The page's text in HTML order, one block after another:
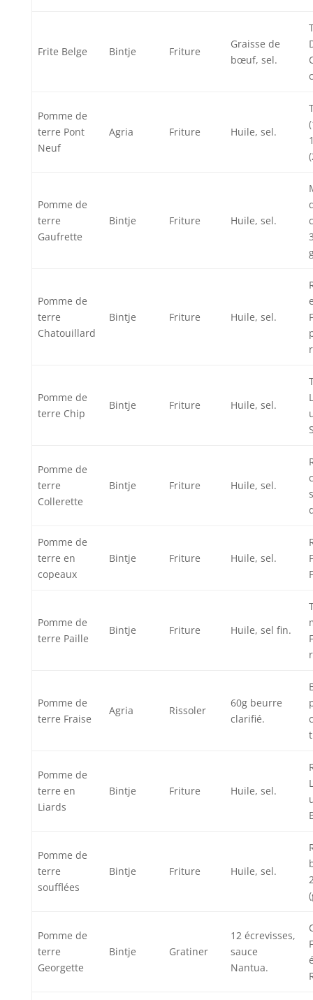
Frite Belge Bintje Friture
Graisse de
bœuf, sel.
Pomme de
terre Pont
Neuf
Agria Friture Huile, sel.
Pomme de
terre
Gaufrette
Bintje Friture Huile, sel.
Pomme de
terre
Chatouillard
Bintje Friture Huile, sel.
Pomme de
terre Chip
Bintje Friture Huile, sel.
Pomme de
terre
Collerette
Bintje Friture Huile, sel.
Pomme de
terre en
copeaux
Bintje Friture Huile, sel.
Pomme de
terre Paille
Bintje Friture Huile, sel fin.
Pomme de
terre Fraise
Agria Rissoler
60g beurre
clarifié.
Pomme de
terre en
Liards
Bintje Friture Huile, sel.
Pomme de
terre
soufflées
Bintje Friture Huile, sel.
Pomme de
terre
Georgette
Bintje Gratiner
12 écrevisses,
sauce
Nantua.